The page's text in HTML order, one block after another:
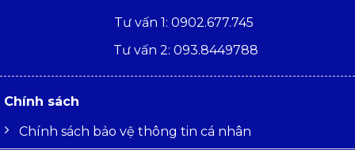
Tư vấn 1: 0902.677.745
Tư vấn 2: 093.8449788
Chính sách
Chính sách bảo vệ thông tin cá nhân